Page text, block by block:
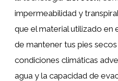
impermeabilidad y
que el material utilizado en
de mantener tus pies
condiciones climáticas
agua y la capacidad de